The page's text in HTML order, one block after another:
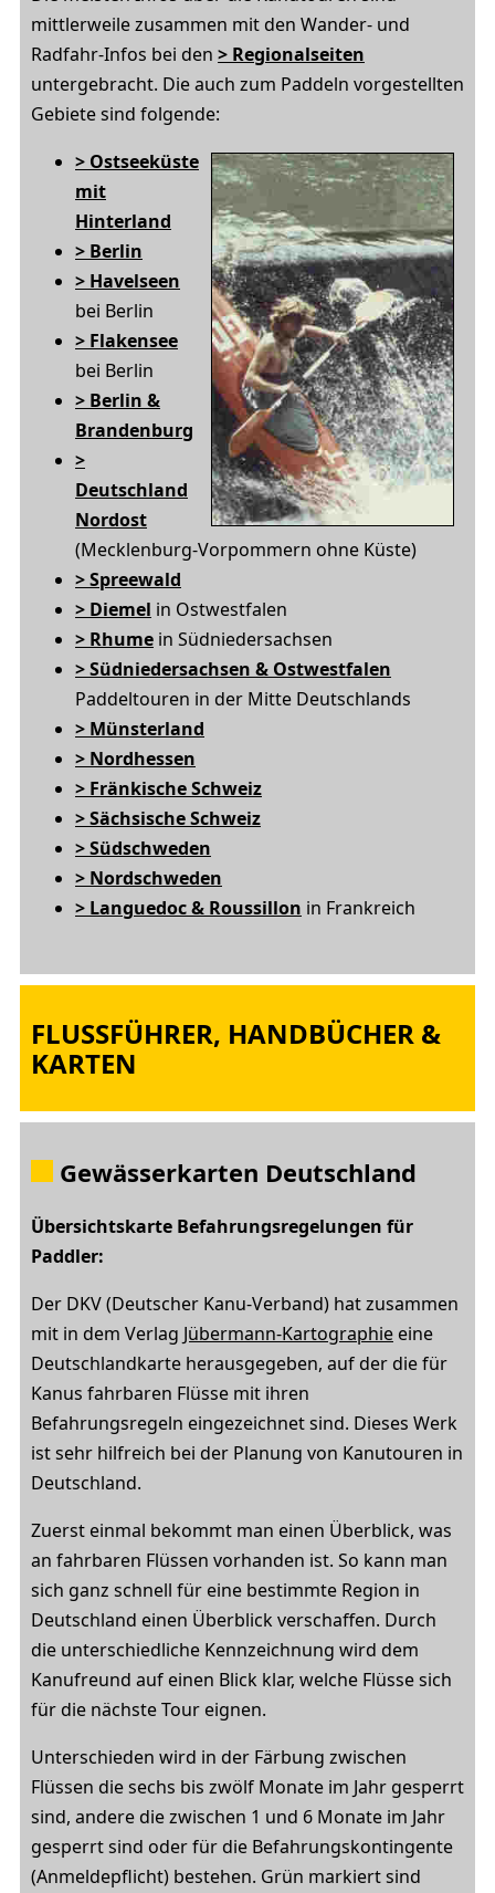
mittlerweile zusammen mit den Wander- und
Radfahr-Infos bei den > Regionalseiten
untergebracht. Die auch zum Paddeln vorgestellten
Gebiete sind folgende:
> Ostseeküste
mit
Hinterland
> Berlin
> Havelseen
bei Berlin
> Flakensee
bei Berlin
> Berlin &
Brandenburg
>
Deutschland
Nordost
(Mecklenburg-Vorpommern ohne Küste)
> Spreewald
> Diemel in Ostwestfalen
> Rhume in Südniedersachsen
> Südniedersachsen & Ostwestfalen
Paddeltouren in der Mitte Deutschlands
> Münsterland
> Nordhessen
> Fränkische Schweiz
> Sächsische Schweiz
> Südschweden
> Nordschweden
> Languedoc & Roussillon in Frankreich
FLUSSFÜHRER, HANDBÜCHER &
KARTEN
Gewässerkarten Deutschland
Übersichtskarte Befahrungsregelungen für
Paddler:
Der DKV (Deutscher Kanu-Verband) hat zusammen
mit in dem Verlag Jübermann-Kartographie eine
Deutschlandkarte herausgegeben, auf der die für
Kanus fahrbaren Flüsse mit ihren
Befahrungsregeln eingezeichnet sind. Dieses Werk
ist sehr hilfreich bei der Planung von Kanutouren in
Deutschland.
Zuerst einmal bekommt man einen Überblick, was
an fahrbaren Flüssen vorhanden ist. So kann man
sich ganz schnell für eine bestimmte Region in
Deutschland einen Überblick verschaffen. Durch
die unterschiedliche Kennzeichnung wird dem
Kanufreund auf einen Blick klar, welche Flüsse sich
für die nächste Tour eignen.
Unterschieden wird in der Färbung zwischen
Flüssen die sechs bis zwölf Monate im Jahr gesperrt
sind, andere die zwischen 1 und 6 Monate im Jahr
gesperrt sind oder für die Befahrungskontingente
(Anmeldepflicht) bestehen. Grün markiert sind